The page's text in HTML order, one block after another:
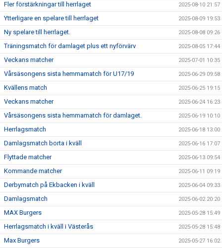
Fler förstärkningar till herrlaget 2025-08-10 21:57
Ytterligare en spelare till herrlaget 2025-08-09 19:53
Ny spelare till herrlaget. 2025-08-08 09:26
Träningsmatch för damlaget plus ett nyförvärv 2025-08-05 17:44
Veckans matcher 2025-07-01 10:35
Vårsäsongens sista hemmamatch för U17/19 2025-06-29 09:58
Kvällens match 2025-06-25 19:15
Veckans matcher 2025-06-24 16:23
Vårsäsongens sista hemmamatch för damlaget. 2025-06-19 10:10
Herrlagsmatch 2025-06-18 13:00
Damlagsmatch borta i kväll 2025-06-16 17:07
Flyttade matcher 2025-06-13 09:54
Kommande matcher 2025-06-11 09:19
Derbymatch på Ekbacken i kväll 2025-06-04 09:33
Damlagsmatch 2025-06-02 20:20
MAX Burgers 2025-05-28 15:49
Herrlagsmatch i kväll i Västerås 2025-05-28 15:48
Max Burgers 2025-05-27 16:02